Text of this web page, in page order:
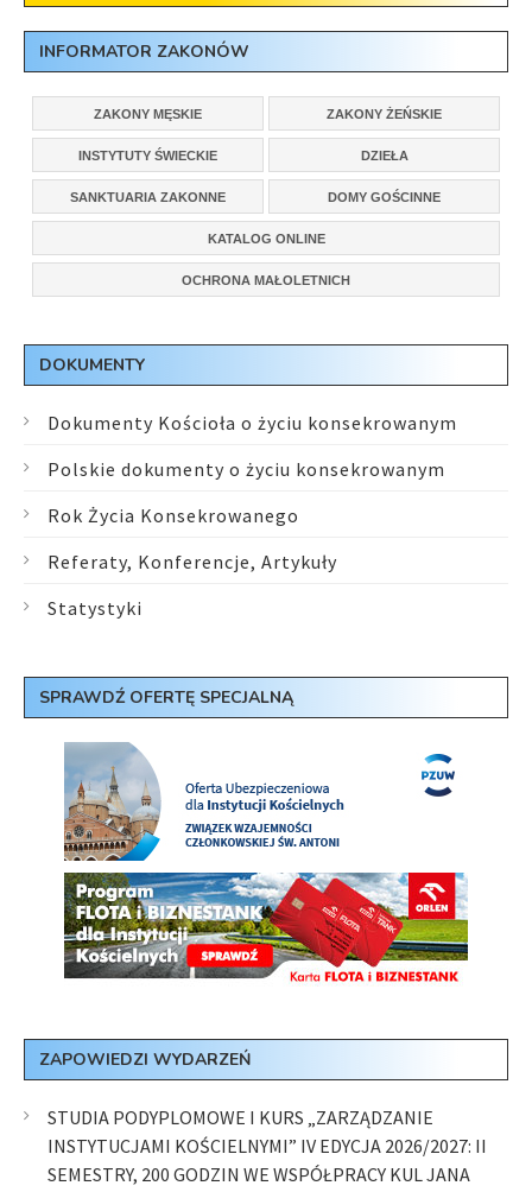
INFORMATOR ZAKONÓW
ZAKONY MĘSKIE ZAKONY ŻEŃSKIE
INSTYTUTY ŚWIECKIE DZIEŁA
SANKTUARIA ZAKONNE DOMY GOŚCINNE
KATALOG ONLINE
OCHRONA MAŁOLETNICH
DOKUMENTY
Dokumenty Kościoła o życiu konsekrowanym
Polskie dokumenty o życiu konsekrowanym
Rok Życia Konsekrowanego
Referaty, Konferencje, Artykuły
Statystyki
SPRAWDŹ OFERTĘ SPECJALNĄ
ZAPOWIEDZI WYDARZEŃ
STUDIA PODYPLOMOWE I KURS „ZARZĄDZANIE
INSTYTUCJAMI KOŚCIELNYMI” IV EDYCJA 2026/2027: II
SEMESTRY, 200 GODZIN WE WSPÓŁPRACY KUL JANA